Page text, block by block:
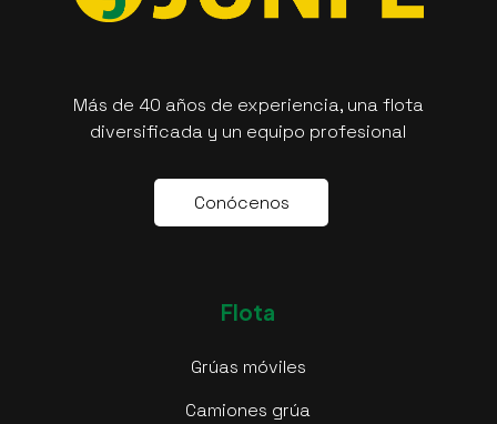
Más de 40 años de experiencia, una flota
diversificada y un equipo profesional
Conócenos
Flota
Grúas móviles
Camiones grúa